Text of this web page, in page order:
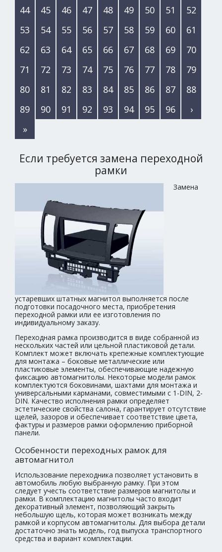
44
45 46 47 48 49 50 51
52
53
54 55 56 57 58 59 60
61
62
63 64 65 66 67 68 69
70
71
72 73 74 75 76 77 78
79
80
81 82 83 84 85 86 87
88
89
90 91 92 93 94 95 96
›
»
Если требуется замена переходной
рамки
Замена
устаревших штатных магнитол выполняется после
подготовки посадочного места, приобретения
переходной рамки или ее изготовления по
индивидуальному заказу.
Переходная рамка производится в виде собранной из
нескольких частей или цельной пластиковой детали.
Комплект может включать крепежные комплектующие
для монтажа – боковые металлические или
пластиковые элементы, обеспечивающие надежную
фиксацию автомагнитолы. Некоторые модели рамок
комплектуются боковинами, шахтами для монтажа и
универсальными карманами, совместимыми с 1-DIN, 2-
DIN. Качество исполнения рамки определяет
эстетические свойства салона, гарантирует отсутствие
щелей, зазоров и обеспечивает соответствие цвета,
фактуры и размеров рамки оформлению приборной
панели.
Особенности переходных рамок для
автомагнитол
Использование переходника позволяет установить в
автомобиль любую выбранную рамку. При этом
следует учесть соответствие размеров магнитолы и
рамки. В комплектацию магнитолы часто входит
декоративный элемент, позволяющий закрыть
небольшую щель, которая может возникать между
рамкой и корпусом автомагнитолы. Для выбора детали
достаточно знать модель, год выпуска транспортного
средства и вариант комплектации.